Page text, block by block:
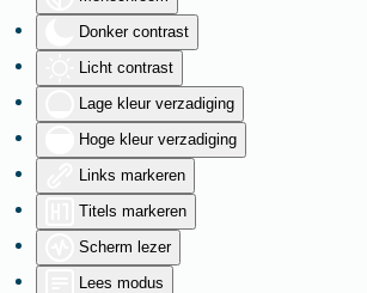
Donker contrast
Licht contrast
Lage kleur verzadiging
Hoge kleur verzadiging
Links markeren
Titels markeren
Scherm lezer
Lees modus